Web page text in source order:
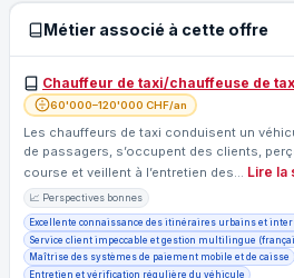
Métier associé à cette offre
Chauffeur de taxi/chauffeuse de
60'000–120'000 CHF/an
Les chauffeurs de taxi conduisent un
de passagers, s’occupent des clients,
course et veillent à l’entretien des… Lire la
📈 Perspectives bonnes
Excellente connaissance des itinéraires urbains et
Service client impeccable et gestion multilingue
Maîtrise des systèmes de paiement mobile et de caisse
Entretien et vérification régulière du véhicule